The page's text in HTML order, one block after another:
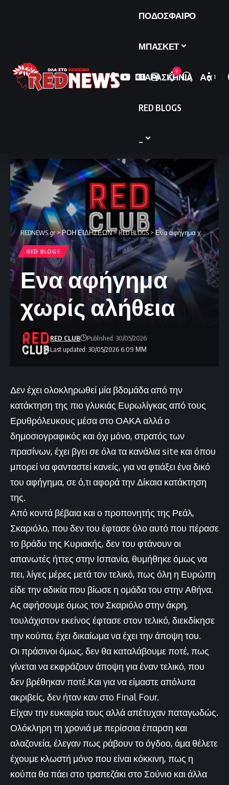
ΠΟΔΟΣΦΑΙΡΟ
ΜΠΑΣΚΕΤ
ΠΑΡΑΣΚΗΝΙΑ
RED BLOGS
9
Font
Αα
REDNEWS.gr>ΡΟΗ ΕΙΔΗΣΕΩΝ>RED BLOGS >Ενα αφήγημα χωρίς αλήθεια
RED BLOGS
Ενα αφήγημα
χωρίς αλήθεια
Last updated: 30/05/2026 6:09 ΜΜ
RED CLUB Published: 30/05/2026
Δεν έχει ολοκληρωθεί μία βδομάδα από την
κατάκτηση της πιο γλυκιάς Ευρωλίγκας από τους
Ερυθρόλευκους μέσα στο ΟΑΚΑ αλλά ο
δημοσιογραφικός και όχι μόνο, στρατός των
πρασίνων, έχει βγει σε όλα τα κανάλια site και όπου
μπορεί να φανταστεί κανείς, για να φτιάξει ένα δικό
του αφήγημα, σε ό,τι αφορά την Δίκαια κατάκτηση
της.
Από κοντά βέβαια και ο προπονητής της Ρεάλ,
Σκαριόλο, που δεν του έφτασε όλο αυτό που πέρασε
το βράδυ της Κυριακής, δεν του φτάνουν οι
απανωτές ήττες στην Ισπανία, θυμήθηκε όμως να
πει, λίγες μέρες μετά τον τελικό, πως όλη η Ευρώπη
είδε την αδικία που βίωσε η ομάδα του στην Αθήνα.
Ας αφήσουμε όμως τον Σκαριόλο στην άκρη,
τουλάχιστον εκείνος έφτασε στον τελικό, διεκδίκησε
την κούπα, έχει δικαίωμα να έχει την άποψη του.
Οι πράσινοι όμως, δεν θα καταλάβουμε ποτέ, πως
γίνεται να εκφράζουν άποψη για έναν τελικό, που
δεν βρέθηκαν ποτέ.Και για να είμαστε απόλυτα
ακριβείς, δεν ήταν καν στο Final Four.
Είχαν την ευκαιρία τους αλλά απέτυχαν παταγωδώς.
Ολόκληρη τη χρονιά με περίσσια έπαρση και
αλαζονεία, έλεγαν πως ράβουν το όγδοο, άμα θέλετε
έχουμε κλωστή μόνο που είναι κόκκινη, πως η
κούπα θα πάει στο τραπεζάκι στο Σούνιο και άλλα